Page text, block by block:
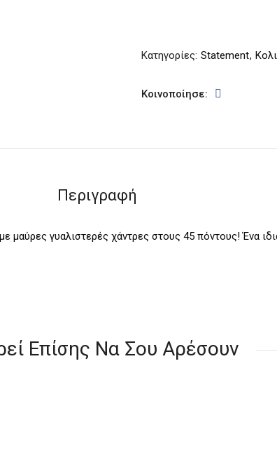
Κατηγορίες: Statement,
Κοινοποίησε:
Περιγραφή
γυαλιστερές χάντρες στους 45 πόντους! Ένα
Επίσης Να Σου Αρέσουν